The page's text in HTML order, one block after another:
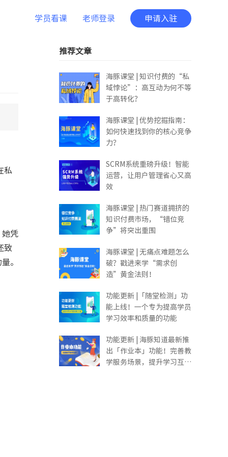
学员看课 老师登录 申请入驻
私
她凭
致
。
推荐文章
海豚课堂 | 知识付费的“私
域悖论”：高互动为何不等
于高转化？
海豚课堂 | 优势挖掘指南：
如何快速找到你的核心竞争
力？
SCRM系统重磅升级！智能
运营，让用户管理省心又高
效
海豚课堂 | 热门赛道拥挤的
知识付费市场，“错位竞
争”将突出重围
海豚课堂 | 无痛点难题怎么
破？戳进来学“需求创
造”黄金法则！
功能更新 |「随堂检测」功
能上线！一个专为提高学员
学习效率和质量的功能
功能更新 | 海豚知道最新推
出「作业本」功能！完善教
学服务场景，提升学习互动